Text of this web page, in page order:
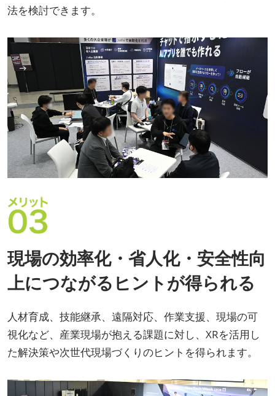
法を検討できます。
現場の効率化・省人化・安全性向
上につながるヒントが得られる
人材育成、技能継承、遠隔対応、作業支援、現場の可
視化など、産業現場が抱える課題に対し、XRを活用し
た解決策や次世代現場づくりのヒントを得られます。